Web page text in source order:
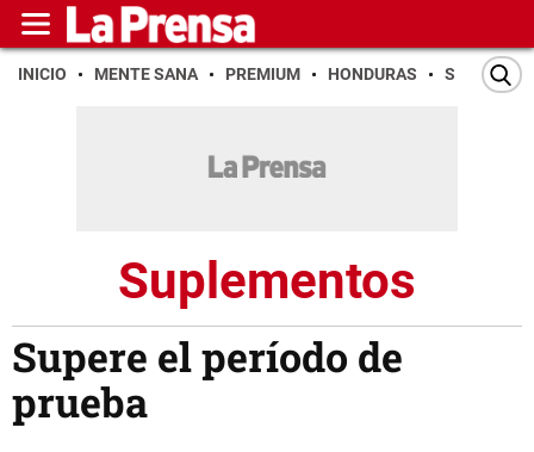
INICIO MENTE SANA PREMIUM HONDURAS SAN PEDRO
Suplementos
Supere el período de
prueba